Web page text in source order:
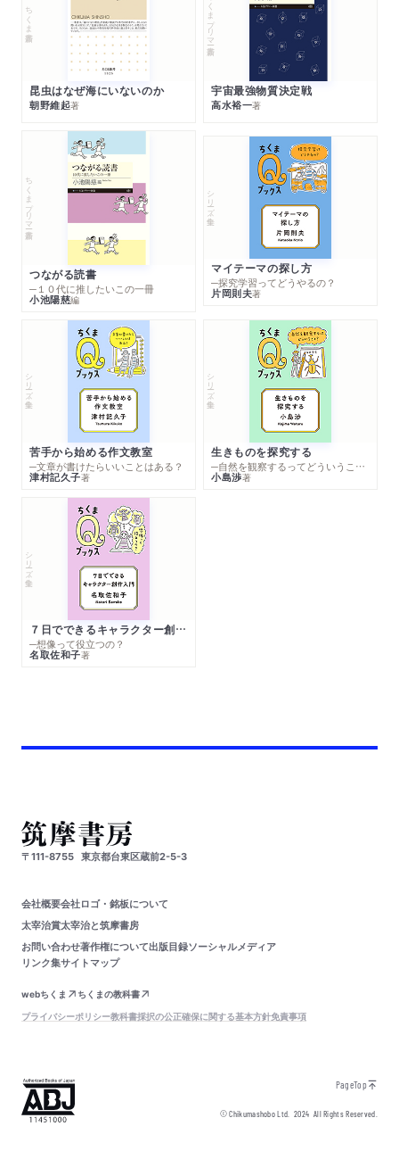
ちくま新書
昆虫はなぜ海にいないのか
朝野維起著
ちくまプリマー新書
宇宙最強物質決定戦
高水裕一著
ちくまプリマー新書
つながる読書
─１０代に推したいこの一冊
小池陽慈編
シリーズ・全集
マイテーマの探し方
─探究学習ってどうやるの？
片岡則夫著
シリーズ・全集
苦手から始める作文教室
─文章が書けたらいいことはある？
津村記久子著
シリーズ・全集
生きものを探究する
─自然を観察するってどういうこと？
小島渉著
シリーズ・全集
７日でできるキャラクター創作入門
─想像って役立つの？
名取佐和子著
〒111-8755 東京都台東区蔵前2-5-3
会社概要会社ロゴ・銘板について
太宰治賞太宰治と筑摩書房
お問い合わせ著作権について出版目録ソーシャルメディア
リンク集サイトマップ
webちくま
ちくまの教科書
プライバシーポリシー教科書採択の公正確保に関する基本方針免責事項
PageTop
© Chikumashobo Ltd.2024 All Rights Reserved.